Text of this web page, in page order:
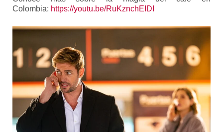
Colombia: https://youtu.be/RuKznchEIDI